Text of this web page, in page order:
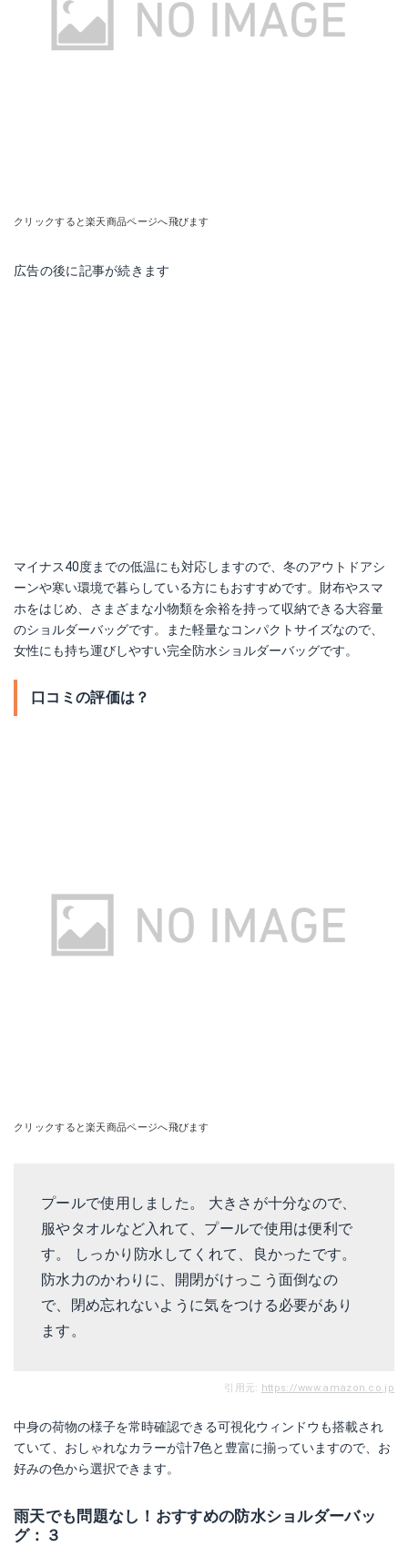
クリックすると楽天商品ページへ飛びます
広告の後に記事が続きます
マイナス40度までの低温にも対応しますので、冬のアウトドアシ
ーンや寒い環境で暮らしている方にもおすすめです。財布やスマ
ホをはじめ、さまざまな小物類を余裕を持って収納できる大容量
のショルダーバッグです。また軽量なコンパクトサイズなので、
女性にも持ち運びしやすい完全防水ショルダーバッグです。
口コミの評価は？
クリックすると楽天商品ページへ飛びます
プールで使用しました。 大きさが十分なので、
服やタオルなど入れて、プールで使用は便利で
す。 しっかり防水してくれて、良かったです。
防水力のかわりに、開閉がけっこう面倒なの
で、閉め忘れないように気をつける必要があり
ます。
引用元: https://www.amazon.co.jp
中身の荷物の様子を常時確認できる可視化ウィンドウも搭載され
ていて、おしゃれなカラーが計7色と豊富に揃っていますので、お
好みの色から選択できます。
雨天でも問題なし！おすすめの防水ショルダーバッ
グ：３